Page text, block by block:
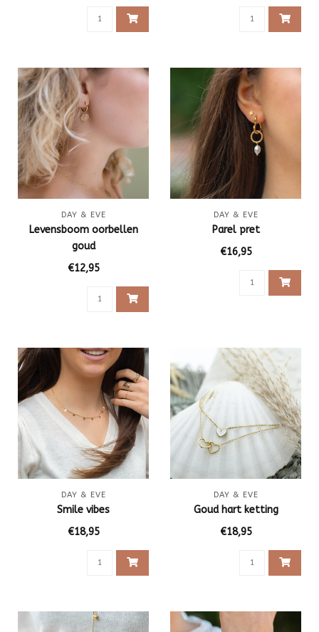
DAY & EVE
Levensboom oorbellen
goud
€12,95
DAY & EVE
Parel pret
€16,95
DAY & EVE
Smile vibes
€18,95
DAY & EVE
Goud hart ketting
€18,95